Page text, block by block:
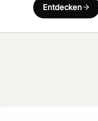
Entdecken